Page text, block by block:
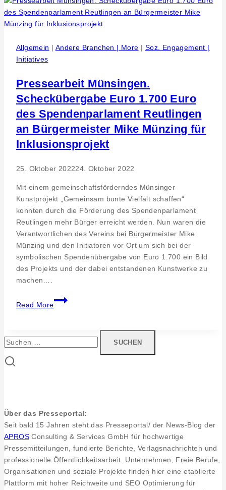
–
Bettwaren-
im
Osteopath
Oliver
Garn
Allgemein | Andere Branchen | More | Soz. Engagement |
Initiatives
Pressearbeit Münsingen.
Scheckübergabe Euro 1.700 Euro
des Spendenparlament Reutlingen
an Bürgermeister Mike Münzing für
Inklusionsprojekt
25. Oktober 202224. Oktober 2022
Mit einem gemeinschaftsförderndes Münsinger
Kunstprojekt „Gemeinsam bunte Vielfalt schaffen“
konnten durch die Förderung des Spendenparlament
Reutlingen mehr Bürger erreicht werden. Nun waren die
Verantwortlichen des Vereins bei Bürgermeister Mike
Münzing und den Initiatoren vor Ort um sich bei der
symbolischen Spendenübergabe von Euro 1.700 ein Bild
des Projekts und der dabei entstandenen Kunstwerke zu
machen….
Read More
Pressearbeit
Münsingen.
Bürgermeister
Mike
Münzing
für
Inklusionsprojekt
Suchen
nach:
Über das Presseportal:
Seit bald 15 Jahren steht das Presseportal/ der News-Blog der
APROS Consulting & Services GmbH für hochwertige
Pressemitteilungen, fundierte Berichte, Verlagsnachrichten und
professionelle Öffentlichkeitsarbeit. Unternehmen, Freie Berufe,
Organisationen und soziale Projekte finden hier eine etablierte
Plattform mit hoher Reichweite und SEO Optimierung für